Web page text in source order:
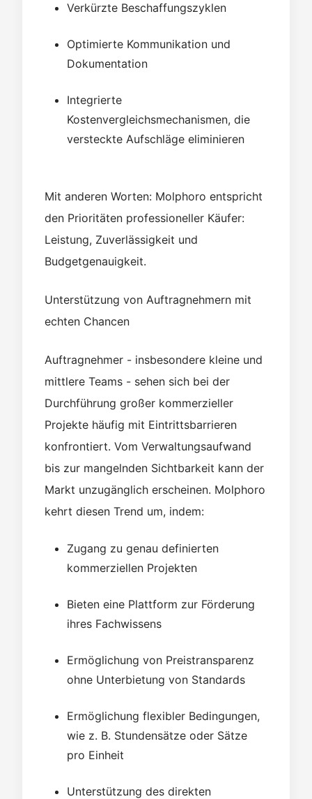
Verkürzte Beschaffungszyklen
Optimierte Kommunikation und
Dokumentation
Integrierte
Kostenvergleichsmechanismen, die
versteckte Aufschläge eliminieren
Mit anderen Worten: Molphoro entspricht
den Prioritäten professioneller Käufer:
Leistung, Zuverlässigkeit und
Budgetgenauigkeit.
Unterstützung von Auftragnehmern mit
echten Chancen
Auftragnehmer - insbesondere kleine und
mittlere Teams - sehen sich bei der
Durchführung großer kommerzieller
Projekte häufig mit Eintrittsbarrieren
konfrontiert. Vom Verwaltungsaufwand
bis zur mangelnden Sichtbarkeit kann der
Markt unzugänglich erscheinen. Molphoro
kehrt diesen Trend um, indem:
Zugang zu genau definierten
kommerziellen Projekten
Bieten eine Plattform zur Förderung
ihres Fachwissens
Ermöglichung von Preistransparenz
ohne Unterbietung von Standards
Ermöglichung flexibler Bedingungen,
wie z. B. Stundensätze oder Sätze
pro Einheit
Unterstützung des direkten